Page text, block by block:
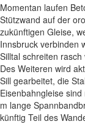
Momentan laufen
Stützwand auf der
zukünftigen Gleise,
Innsbruck verbinden
Silltal schreiten rasch
Des Weiteren wird
Sill gearbeitet, die
Eisenbahngleise
m lange
künftig Teil des